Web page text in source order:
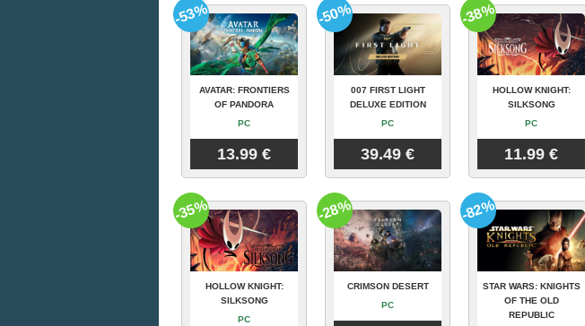
AVATAR: FRONTIERS
OF PANDORA
PC
13.99 €
-53%
007 FIRST LIGHT
DELUXE EDITION
PC
39.49 €
-50%
HOLLOW KNIGHT:
SILKSONG
PC
11.99 €
-38%
HOLLOW KNIGHT:
SILKSONG
PC
-35%
CRIMSON DESERT
PC
-28%
STAR WARS: KNIGHTS
OF THE OLD
REPUBLIC
-82%